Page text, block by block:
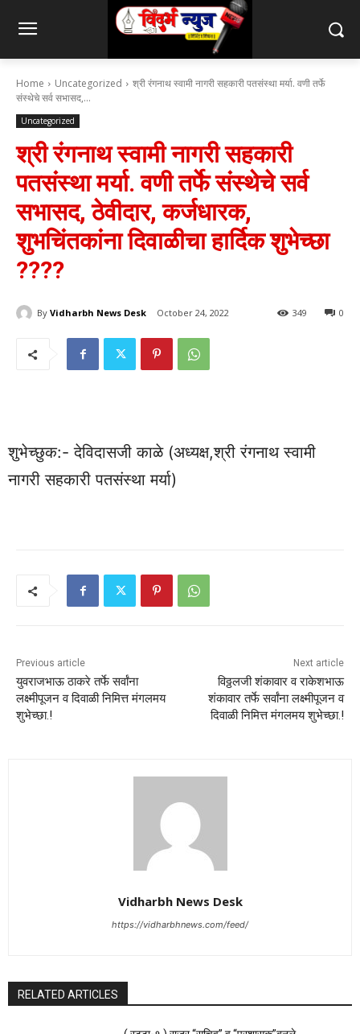
Home Uncategorized
श्री रंगनाथ स्वामी नागरी सहकारी पतसंस्था मर्या. वणी तर्फे
संस्थेचे सर्व सभासद,...
Uncategorized
श्री रंगनाथ स्वामी नागरी सहकारी
पतसंस्था मर्या. वणी तर्फे संस्थेचे सर्व
सभासद, ठेवीदार, कर्जधारक,
शुभचिंतकांना दिवाळीचा हार्दिक शुभेच्छा
????
By Vidharbh News Desk October 24, 2022 0
349
शुभेच्छुक:- देविदासजी काळे (अध्यक्ष,श्री रंगनाथ स्वामी
नागरी सहकारी पतसंस्था मर्या)
Previous article
युवराजभाऊ ठाकरे तर्फे सर्वांना
लक्ष्मीपूजन व दिवाळी निमित्त मंगलमय
शुभेच्छा.!
Next article
विठ्ठलजी शंकावार व राकेशभाऊ
शंकावार तर्फे सर्वांना लक्ष्मीपूजन व
दिवाळी निमित्त मंगलमय शुभेच्छा.!
Vidharbh News Desk
https://vidharbhnews.com/feed/
RELATED ARTICLES